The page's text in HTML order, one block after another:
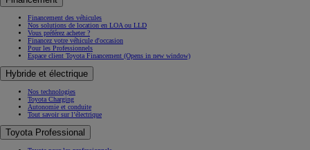
Financement des véhicules
Nos solutions de location en LOA ou LLD
Vous préférez acheter ?
Financez votre véhicule d'occasion
Pour les Professionnels
Espace client Toyota Financement (Opens in new window)
Hybride et électrique
Nos technologies
Toyota Charging
Autonomie et conduite
Tout savoir sur l’électrique
Toyota Professional